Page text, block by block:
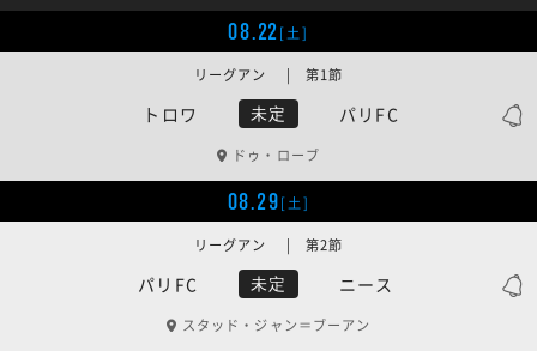
08.22[土]
トロワ 未定 パリFC
リーグアン | 第1節
ドゥ・ローブ
08.29[土]
パリFC 未定 ニース
リーグアン | 第2節
スタッド・ジャン＝ブーアン